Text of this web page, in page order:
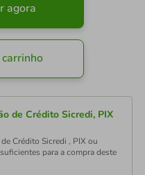
agora
de Crédito Sicredi, PIX
Crédito Sicredi , PIX ou
para a compra deste